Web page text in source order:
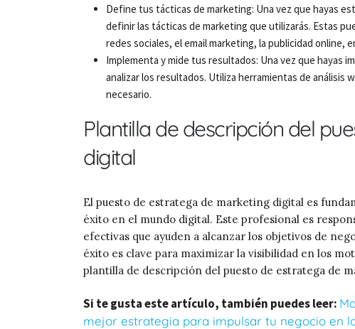
Define tus tácticas de marketing: Una vez que hayas
definir las tácticas de marketing que utilizarás. Estas
redes sociales, el email marketing, la publicidad online,
Implementa y mide tus resultados: Una vez que hayas
analizar los resultados. Utiliza herramientas de análisis
necesario.
Plantilla de descripción del
digital
El puesto de estratega de marketing digital es
éxito en el mundo digital. Este profesional es
efectivas que ayuden a alcanzar los objetivos de
éxito es clave para maximizar la visibilidad en los
plantilla de descripción del puesto de estratega de
Si te gusta este artículo, también puedes leer:
mejor estrategia para impulsar tu negocio en